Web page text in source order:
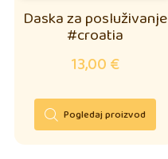
Daska za posluživanje
#croatia
13,00€
Pogledaj proizvod